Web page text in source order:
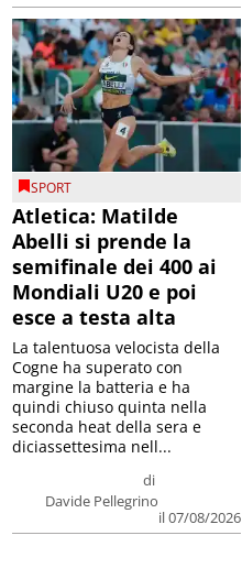
SPORT
Atletica: Matilde
Abelli si prende la
semifinale dei 400 ai
Mondiali U20 e poi
esce a testa alta
di
Davide Pellegrino
il 07/08/2026
La talentuosa velocista della
Cogne ha superato con
margine la batteria e ha
quindi chiuso quinta nella
seconda heat della sera e
diciassettesima nell...